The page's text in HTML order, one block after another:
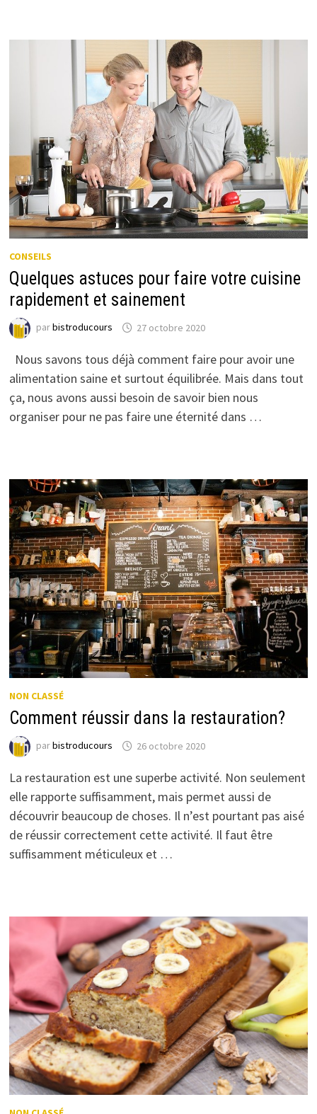
CONSEILS
Quelques astuces pour faire votre cuisine
rapidement et sainement
parbistroducours 27 octobre 2020
Nous savons tous déjà comment faire pour avoir une
alimentation saine et surtout équilibrée. Mais dans tout
ça, nous avons aussi besoin de savoir bien nous
organiser pour ne pas faire une éternité dans …
NON CLASSÉ
Comment réussir dans la restauration?
parbistroducours 26 octobre 2020
La restauration est une superbe activité. Non seulement
elle rapporte suffisamment, mais permet aussi de
découvrir beaucoup de choses. Il n’est pourtant pas aisé
de réussir correctement cette activité. Il faut être
suffisamment méticuleux et …